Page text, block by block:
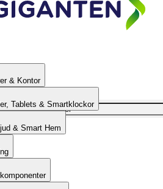
& Kontor
Tablets & Smartklockor
& Smart Hem